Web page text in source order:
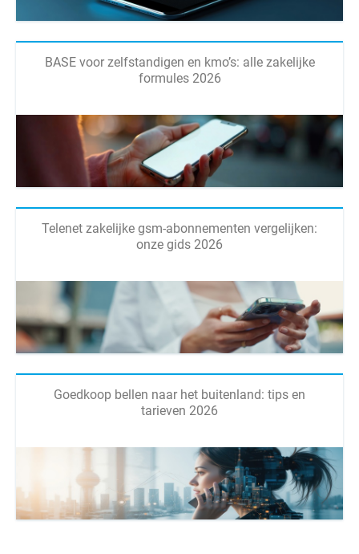
BASE voor zelfstandigen en kmo’s: alle zakelijke
formules 2026
Telenet zakelijke gsm-abonnementen vergelijken:
onze gids 2026
Goedkoop bellen naar het buitenland: tips en
tarieven 2026